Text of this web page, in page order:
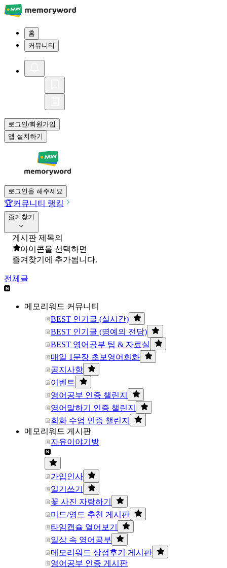
홈
커뮤니티
로그인/회원가입
앱 설치하기
로그인을 해주세요
🏆커뮤니티 랭킹
즐겨찾기
게시판 제목의
아이콘을 선택하면
즐겨찾기에 추가됩니다.
전체글
메모리워드 커뮤니티
BEST 인기글 (실시간)
BEST 인기글 (명예의 전당)
BEST 영어공부 팁 & 자료실
매일 1문장 초보영어회화
공지사항
이벤트
영어공부 인증 챌린지
영어말하기 인증 챌린지
회화 수업 인증 챌린지
메모리워드 게시판
자유이야기방
가입인사
일기쓰기
꽃 사진 자랑하기
미드/영드 추천 게시판
타임캡슐 열어보기
일상 속 영어공부
메모리워드 상점후기 게시판
영어공부 인증 게시판